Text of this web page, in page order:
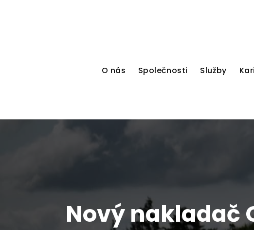
O nás Společnosti Služby
Nový nakladač